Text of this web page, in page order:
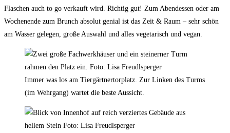
Flaschen auch to go verkauft wird. Richtig gut! Zum Abendessen oder am
Wochenende zum Brunch absolut genial ist das Zeit & Raum – sehr schön
am Wasser gelegen, große Auswahl und alles vegetarisch und vegan.
Immer was los am Tiergärtnertorplatz. Zur Linken des Turms
(im Wehrgang) wartet die beste Aussicht.